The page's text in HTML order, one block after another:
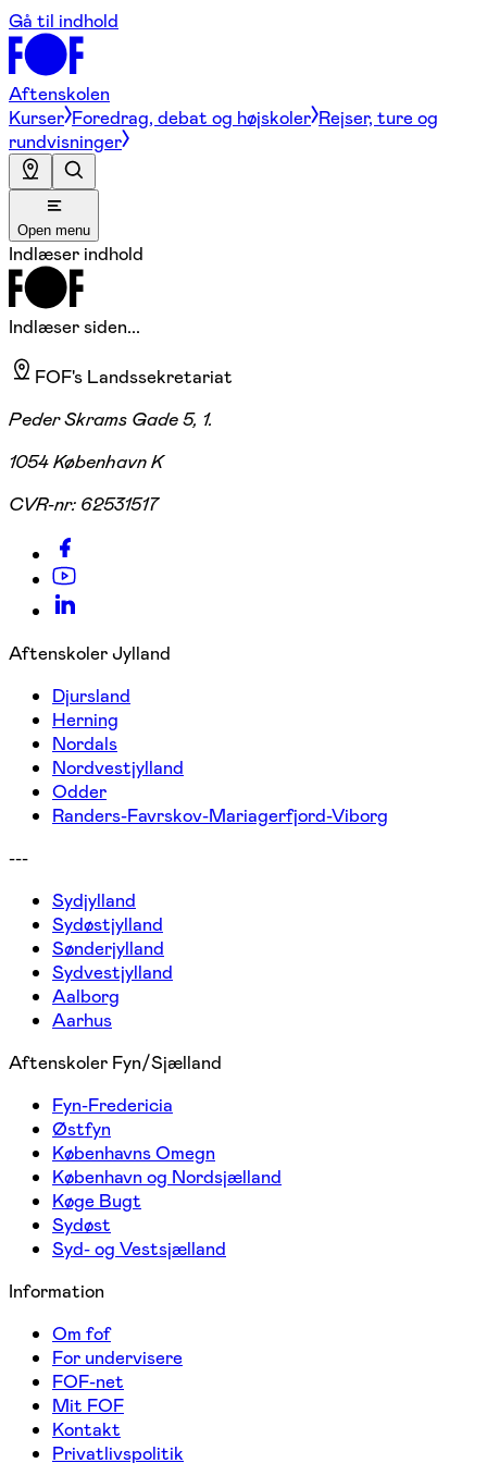
Gå til indhold
Aftenskolen
Kurser Foredrag, debat og højskoler Rejser, ture og
rundvisninger
Open menu
Indlæser indhold
Indlæser siden...
FOF's Landssekretariat
Peder Skrams Gade 5, 1.
1054 København K
CVR-nr: 62531517
Aftenskoler Jylland
Djursland
Herning
Nordals
Nordvestjylland
Odder
Randers-Favrskov-Mariagerfjord-Viborg
---
Sydjylland
Sydøstjylland
Sønderjylland
Sydvestjylland
Aalborg
Aarhus
Aftenskoler Fyn/Sjælland
Fyn-Fredericia
Østfyn
Københavns Omegn
København og Nordsjælland
Køge Bugt
Sydøst
Syd- og Vestsjælland
Information
Om fof
For undervisere
FOF-net
Mit FOF
Kontakt
Privatlivspolitik